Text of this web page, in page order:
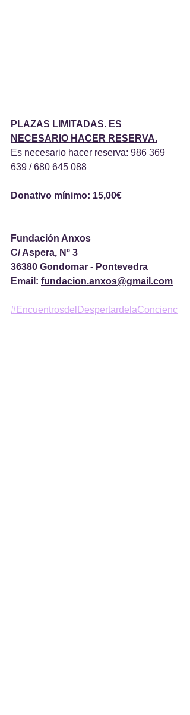
PLAZAS LIMITADAS. ES
NECESARIO HACER RESERVA.
Es necesario hacer reserva: 986 369
639 / 680 645 088
Donativo mínimo: 15,00€
Fundación Anxos
C/ Aspera, Nº 3
36380 Gondomar - Pontevedra
Email: fundacion.anxos@gmail.com
#EncuentrosdelDespertardelaConcienc